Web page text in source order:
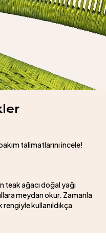
talimatlarını incele!
teak ağacı doğal yağı
meydan okur. Zamanla
rengiyle kullanıldıkça